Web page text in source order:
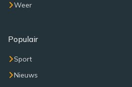
Weer
Populair
Sport
Nieuws